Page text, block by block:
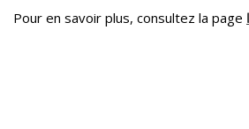
Pour en savoir plus, consultez la page